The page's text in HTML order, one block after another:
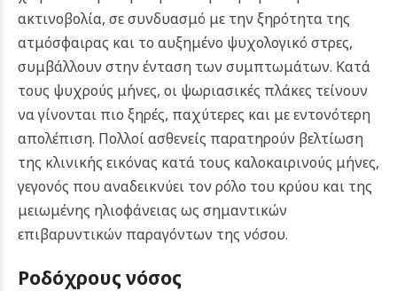
ακτινοβολία, σε συνδυασμό με την ξηρότητα της
ατμόσφαιρας και το αυξημένο ψυχολογικό στρες,
συμβάλλουν στην ένταση των συμπτωμάτων. Κατά
τους ψυχρούς μήνες, οι ψωριασικές πλάκες τείνουν
να γίνονται πιο ξηρές, παχύτερες και με εντονότερη
απολέπιση. Πολλοί ασθενείς παρατηρούν βελτίωση
της κλινικής εικόνας κατά τους καλοκαιρινούς μήνες,
γεγονός που αναδεικνύει τον ρόλο του κρύου και της
μειωμένης ηλιοφάνειας ως σημαντικών
επιβαρυντικών παραγόντων της νόσου.
Ροδόχρους νόσος